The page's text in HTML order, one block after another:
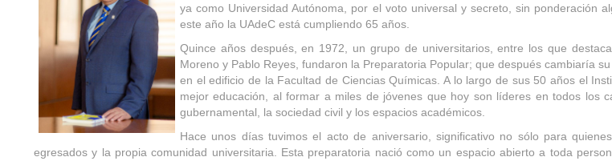
ya como Universidad Autónoma, por el voto universal y secreto, sin ponderación
este año la UAdeC está cumpliendo 65 años.
Quince años después, en 1972, un grupo de universitarios, entre los que
Moreno y Pablo Reyes, fundaron la Preparatoria Popular; que después cambiaría
en el edificio de la Facultad de Ciencias Químicas. A lo largo de sus 50 años el
mejor educación, al formar a miles de jóvenes que hoy son líderes en todos los
gubernamental, la sociedad civil y los espacios académicos.
Hace unos días tuvimos el acto de aniversario, significativo no sólo para
egresados y la propia comunidad universitaria. Esta preparatoria nació como un espacio abierto a toda